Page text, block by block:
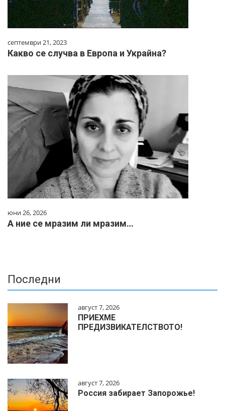
септември 21, 2023
Какво се случва в Европа и Украйна?
юни 26, 2026
А ние се мразим ли мразим…
Последни
август 7, 2026
ПРИЕХМЕ
ПРЕДИЗВИКАТЕЛСТВОТО!
август 7, 2026
Россия забирает Запорожье!